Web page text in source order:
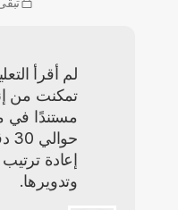
لم أقرأ
إعادة
وتدويرها.